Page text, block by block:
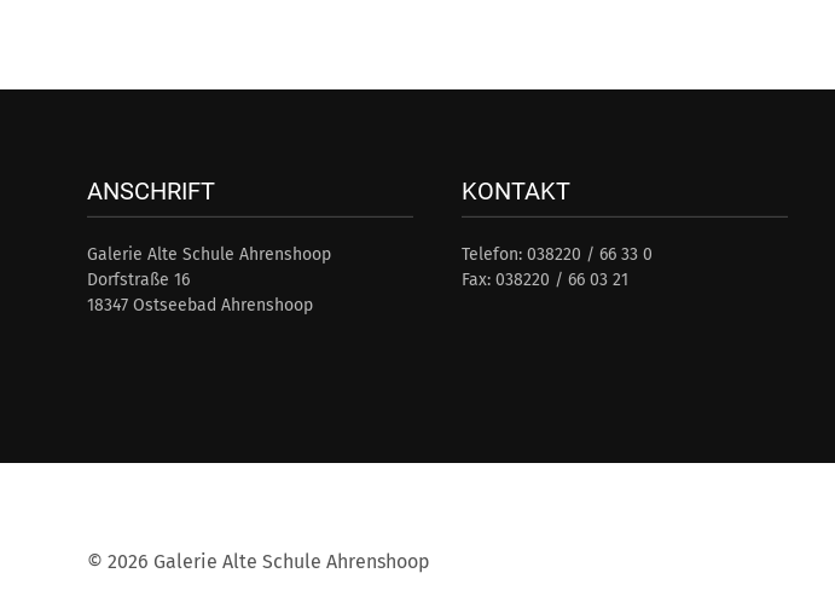
ANSCHRIFT
Galerie Alte Schule Ahrenshoop
Dorfstraße 16
18347 Ostseebad Ahrenshoop
KONTAKT
Telefon: 038220 / 66 33 0
Fax: 038220 / 66 03 21
© 2026 Galerie Alte Schule Ahrenshoop